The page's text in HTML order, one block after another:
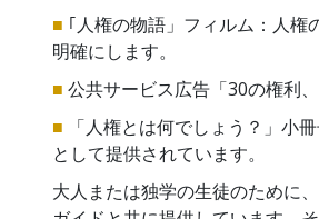
■ ｢人権の物語」フィルム：人
明確にします。
■ 公共サービス広告「30の権利、
■
「人権とは何でしょう？」 小
として提供されています。
大人または独学の生徒のために